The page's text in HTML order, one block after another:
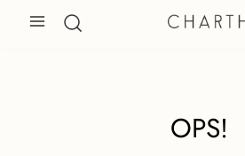
OPS!